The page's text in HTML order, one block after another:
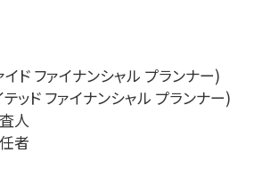
ド ファイナンシャル プランナー)
ッド ファイナンシャル プランナー)
人
者